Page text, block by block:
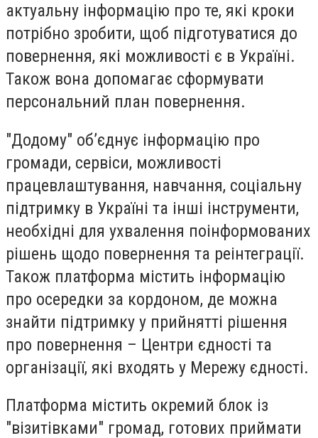
актуальну інформацію про те, які кроки
потрібно зробити, щоб підготуватися до
повернення, які можливості є в Україні.
Також вона допомагає сформувати
персональний план повернення.
"Додому" об’єднує інформацію про
громади, сервіси, можливості
працевлаштування, навчання, соціальну
підтримку в Україні та інші інструменти,
необхідні для ухвалення поінформованих
рішень щодо повернення та реінтеграції.
Також платформа містить інформацію
про осередки за кордоном, де можна
знайти підтримку у прийнятті рішення
про повернення – Центри єдності та
організації, які входять у Мережу єдності.
Платформа містить окремий блок із
"візитівками" громад, готових приймати